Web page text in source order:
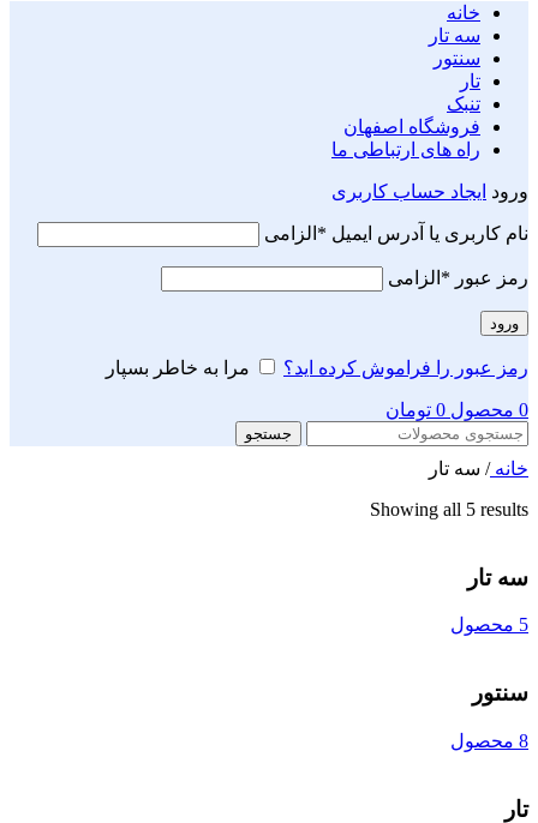
خانه
سه تار
سنتور
تار
تنبک
فروشگاه اصفهان
راه های ارتباطی ما
ورود ایجاد حساب کاربری
نام کاربری یا آدرس ایمیل * الزامی
رمز عبور * الزامی
ورود
رمز عبور را فراموش کرده اید؟ مرا به خاطر بسپار
0 محصول 0 تومان
جستجو
خانه/ سه تار
Showing all 5 results
سه تار
5 محصول
سنتور
8 محصول
تار